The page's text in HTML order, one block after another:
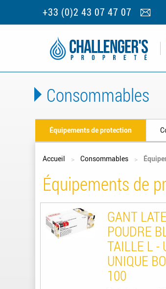
+33 (0)2 43 07 47 07
Consommables
Équipements de protection
Vous êtes ici
Accueil Consommables
Équipements de
GANT
POUDRE
TAILLE L -
UNIQUE
100